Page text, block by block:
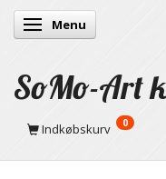
Skifte navigation
Menu
SoMo-Art
Indkøbskurv 0